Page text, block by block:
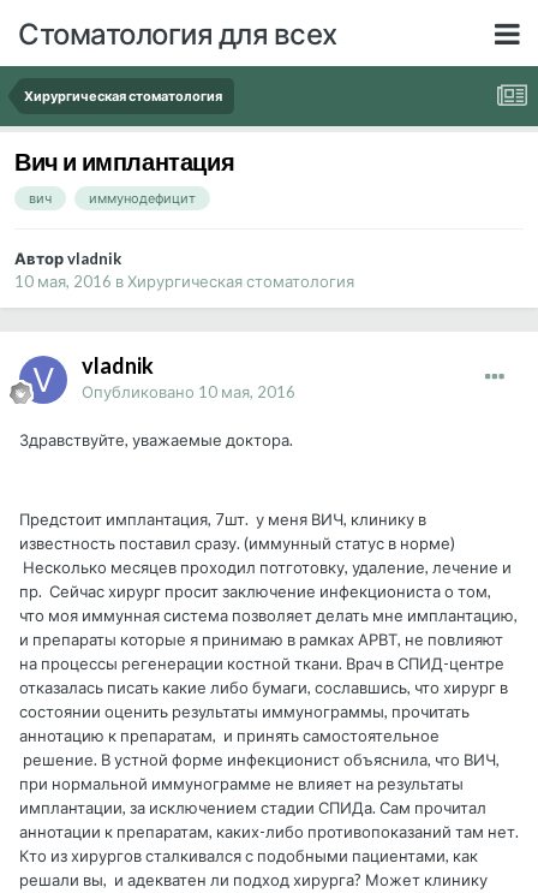
Стоматология для всех
Хирургическая стоматология
Вич и имплантация
вич иммунодефицит
Автор vladnik
10 мая, 2016 вХирургическая стоматология
vladnik
Опубликовано 10 мая, 2016
Здравствуйте, уважаемые доктора.
Предстоит имплантация, 7шт. у меня ВИЧ, клинику в
известность поставил сразу. (иммунный статус в норме)
Несколько месяцев проходил потготовку, удаление, лечение и
пр. Сейчас хирург просит заключение инфекциониста о том,
что моя иммунная система позволяет делать мне имплантацию,
и препараты которые я принимаю в рамках АРВТ, не повлияют
на процессы регенерации костной ткани. Врач в СПИД-центре
отказалась писать какие либо бумаги, сославшись, что хирург в
состоянии оценить результаты иммунограммы, прочитать
аннотацию к препаратам, и принять самостоятельное
решение. В устной форме инфекционист объяснила, что ВИЧ,
при нормальной иммунограмме не влияет на результаты
имплантации, за исключением стадии СПИДа. Сам прочитал
аннотации к препаратам, каких-либо противопоказаний там нет.
Кто из хирургов сталкивался с подобными пациентами, как
решали вы, и адекватен ли подход хирурга? Может клинику